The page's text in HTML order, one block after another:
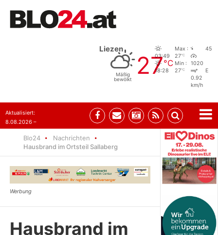
Liezen
Mäßig
bewölkt
27°C
03:49
18:28
Max :
27°C
Min :
27°C
45
1020
E
0.92
km/h
Aktualisiert:
8.08.2026 –
Blo24
Nachrichten
Hausbrand im Ortsteil Sallaberg
Hausbrand im